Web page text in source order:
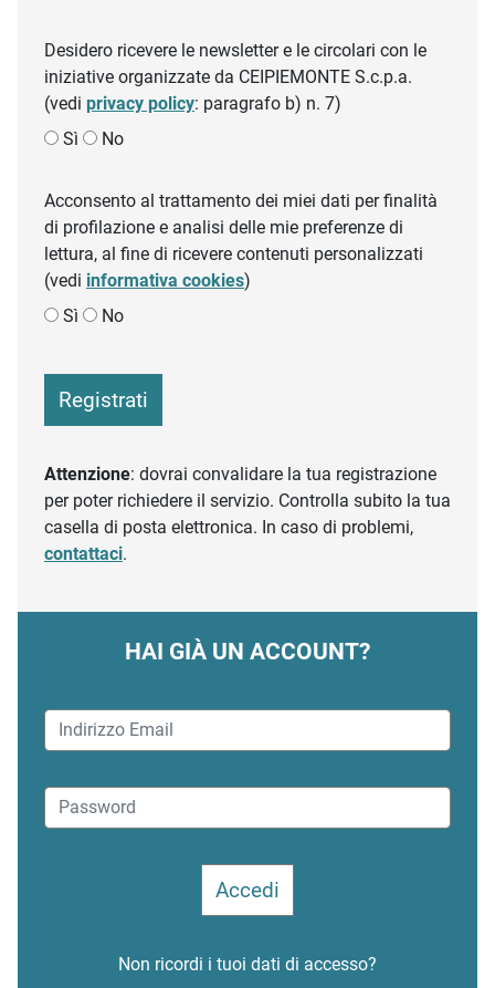
Desidero ricevere le newsletter e le circolari con le
iniziative organizzate da CEIPIEMONTE S.c.p.a.
(vedi privacy policy: paragrafo b) n. 7)
Sì
No
Acconsento al trattamento dei miei dati per finalità
di profilazione e analisi delle mie preferenze di
lettura, al fine di ricevere contenuti personalizzati
(vedi informativa cookies)
Sì
No
Registrati
Attenzione: dovrai convalidare la tua registrazione
per poter richiedere il servizio. Controlla subito la tua
casella di posta elettronica. In caso di problemi,
contattaci.
HAI GIÀ UN ACCOUNT?
Non ricordi i tuoi dati di accesso?